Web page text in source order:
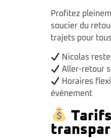
Profitez
soucier du
trajets pour
Nicolas
Aller-retour
Horaires
événement